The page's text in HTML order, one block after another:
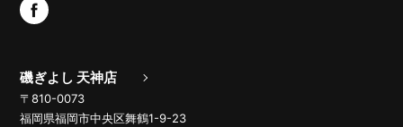
磯ぎよし 天神店
〒810-0073
福岡県福岡市中央区舞鶴1-9-23